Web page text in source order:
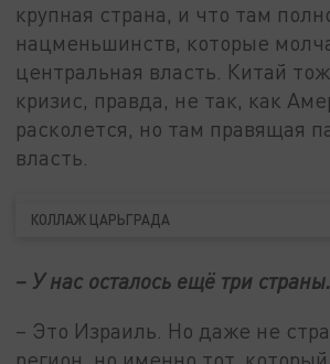
крупная страна, и что там
нацменьшинств, которые
центральная власть. Китай
кризис, правда, не так, как
расколется, но там правящая
власть.
КОЛЛАЖ ЦАРЬГРАДА
– У нас осталось ещё три страны.
– Это Израиль. Но даже не